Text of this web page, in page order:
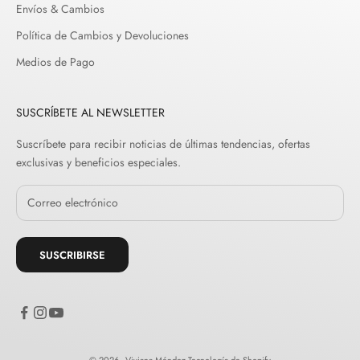
Envíos & Cambios
Política de Cambios y Devoluciones
Medios de Pago
SUSCRÍBETE AL NEWSLETTER
Suscríbete para recibir noticias de últimas tendencias, ofertas
exclusivas y beneficios especiales.
SUSCRIBIRSE